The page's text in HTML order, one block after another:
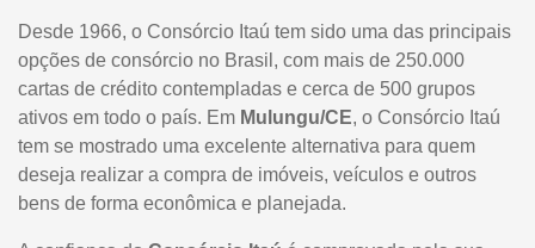
Desde 1966, o Consórcio Itaú tem sido uma das principais
opções de consórcio no Brasil, com mais de 250.000
cartas de crédito contempladas e cerca de 500 grupos
ativos em todo o país. Em Mulungu/CE, o Consórcio Itaú
tem se mostrado uma excelente alternativa para quem
deseja realizar a compra de imóveis, veículos e outros
bens de forma econômica e planejada.